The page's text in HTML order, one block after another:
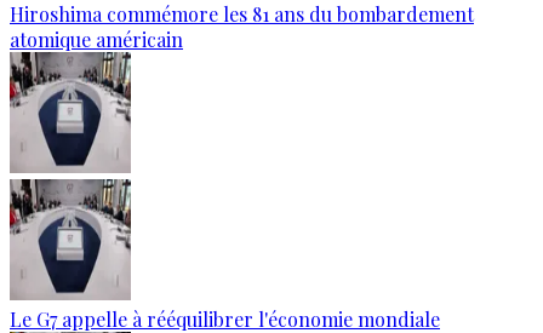
Hiroshima commémore les 81 ans du bombardement
atomique américain
Le G7 appelle à rééquilibrer l'économie mondiale